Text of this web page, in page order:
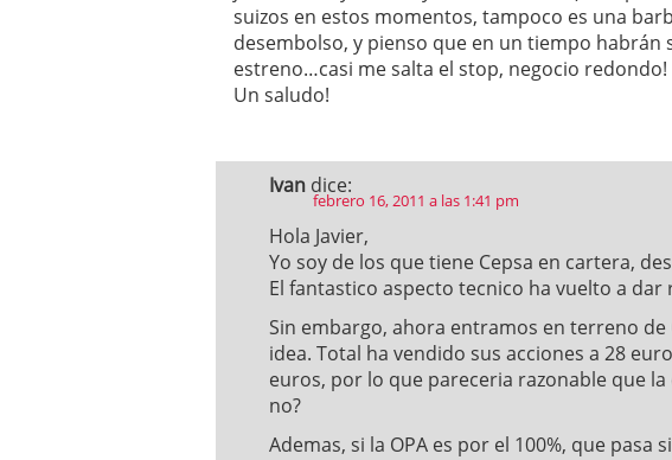
suizos en estos momentos, tampoco es una
desembolso, y pienso que en un tiempo habrán
estreno…casi me salta el stop, negocio redondo!
Un saludo!
Ivan dice:
febrero 16, 2011 a las 1:41 pm
Hola Javier,
Yo soy de los que tiene Cepsa en cartera,
El fantastico aspecto tecnico ha vuelto a dar
Sin embargo, ahora entramos en terreno de
idea. Total ha vendido sus acciones a 28
euros, por lo que pareceria razonable que
no?
Ademas, si la OPA es por el 100%, que pasa